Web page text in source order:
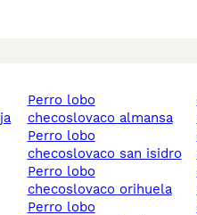
perro lobo
checoslovaco almansa
perro lobo
checoslovaco san isidro
perro lobo
checoslovaco orihuela
perro lobo